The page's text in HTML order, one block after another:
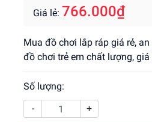
Giá lẻ: 766.000₫
Mua đồ chơi lắp ráp giá rẻ,
đồ chơi trẻ em chất lượng,
Số lượng:
-
+